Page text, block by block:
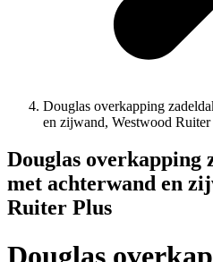
Douglas overkapping
en zijwand, Westwood Ruiter
Douglas overkapping
met achterwand en
Ruiter Plus